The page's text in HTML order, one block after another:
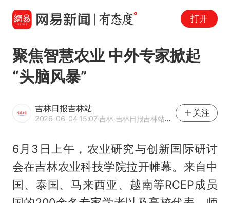
打开
聚焦智慧农业 中外专家掀起
“头脑风暴”
吉林日报吉林站
2026-06-04 15:07·吉林·吉林日报吉林站官方网易号
关注
6月3日上午，农业研究与创新国际研讨
会在吉林农业科技学院拉开帷幕。来自中
国、泰国、马来西亚、越南等RCEP成员